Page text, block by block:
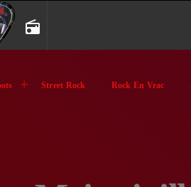
radio
Street Rock Rock En Vrac